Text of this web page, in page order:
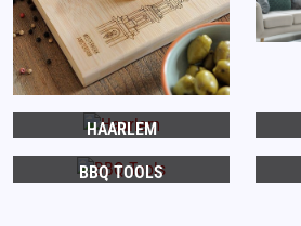
HAARLEM
BBQ TOOLS